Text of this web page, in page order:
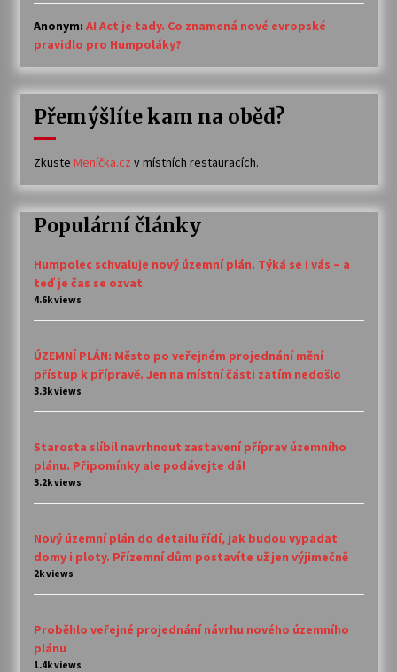
Anonym: AI Act je tady. Co znamená nové evropské
pravidlo pro Humpoláky?
Přemýšlíte kam na oběd?
Zkuste Meníčka.cz v místních restauracích.
Populární články
Humpolec schvaluje nový územní plán. Týká se i vás – a
teď je čas se ozvat
4.6k views
ÚZEMNÍ PLÁN: Město po veřejném projednání mění
přístup k přípravě. Jen na místní části zatím nedošlo
3.3k views
Starosta slíbil navrhnout zastavení příprav územního
plánu. Připomínky ale podávejte dál
3.2k views
Nový územní plán do detailu řídí, jak budou vypadat
domy i ploty. Přízemní dům postavíte už jen výjimečně
2k views
Proběhlo veřejné projednání návrhu nového územního
plánu
1.4k views